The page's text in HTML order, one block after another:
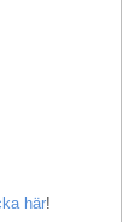
här!